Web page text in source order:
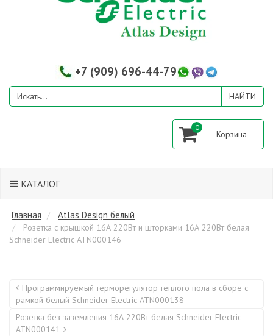
+7 (909) 696-44-79
0
КАТАЛОГ
Главная Atlas Design белый
Розетка с крышкой 16А 220Вт и шторками 16А 220Вт белая
Schneider Electric ATN000146
Программируемый терморегулятор теплого пола в сборе с
рамкой белый Schneider Electric ATN000138
Розетка без заземления 16А 220Вт белая Schneider Electric
ATN000141